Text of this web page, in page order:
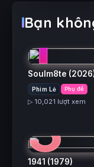
Bạn
1
Soulm8te
Phim Lẻ Phụ đề
▷ 10,021 lượt xem
3
1941 (1979)